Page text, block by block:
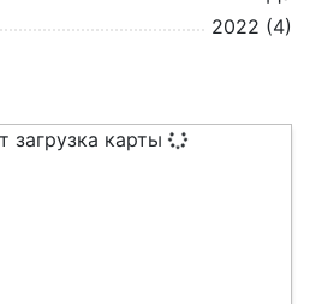
2022 (4)
загрузка карты